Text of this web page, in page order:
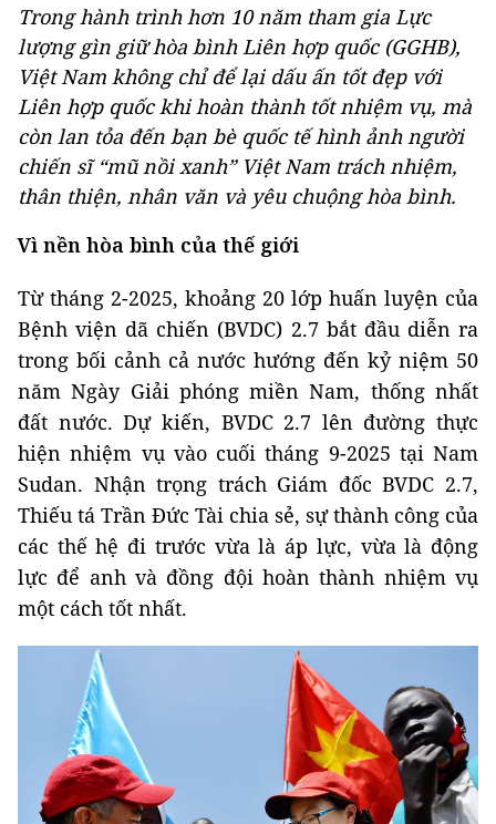
Trong hành trình hơn 10 năm tham gia Lực
lượng gìn giữ hòa bình Liên hợp quốc (GGHB),
Việt Nam không chỉ để lại dấu ấn tốt đẹp với
Liên hợp quốc khi hoàn thành tốt nhiệm vụ, mà
còn lan tỏa đến bạn bè quốc tế hình ảnh người
chiến sĩ “mũ nồi xanh” Việt Nam trách nhiệm,
thân thiện, nhân văn và yêu chuộng hòa bình.
Vì nền hòa bình của thế giới
Từ tháng 2-2025, khoảng 20 lớp huấn luyện của
Bệnh viện dã chiến (BVDC) 2.7 bắt đầu diễn ra
trong bối cảnh cả nước hướng đến kỷ niệm 50
năm Ngày Giải phóng miền Nam, thống nhất
đất nước. Dự kiến, BVDC 2.7 lên đường thực
hiện nhiệm vụ vào cuối tháng 9-2025 tại Nam
Sudan. Nhận trọng trách Giám đốc BVDC 2.7,
Thiếu tá Trần Đức Tài chia sẻ, sự thành công của
các thế hệ đi trước vừa là áp lực, vừa là động
lực để anh và đồng đội hoàn thành nhiệm vụ
một cách tốt nhất.